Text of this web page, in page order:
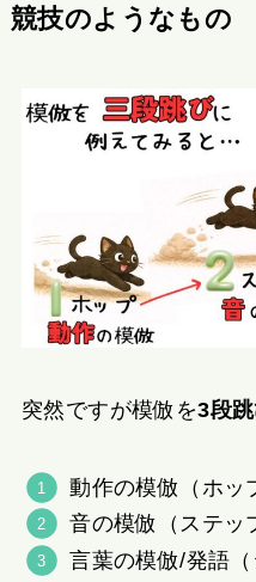
競技のようなもの
突然ですが模倣を3段
動作の模倣（ホッ
音の模倣（ステッ
言葉の模倣/発語（